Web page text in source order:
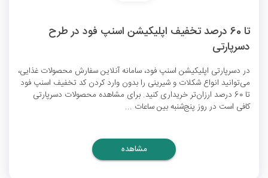
تا 60 درصد تخفیف اپلیکیشن اسنپ فود در طرح
دسرپارتی
در دسرپارتی اپلیکیشن اسنپ فود، سامانه آنلاین سفارش محصولات غذایی،
می‌توانید انواع شکلات و شیرینی را بدون وارد کردنکد تخفیف اسنپ فود
تا 60 درصد ارزان‌تر خریداری کنید. برای مشاهده محصولات دسرپارتی
کافی است در روز پنج‌شنبه بین ساعات ...
مشاهده